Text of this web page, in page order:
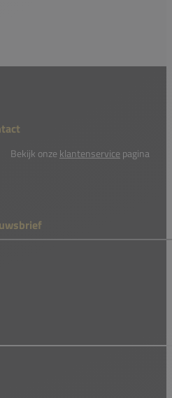
Bekijk onze klantenservice pagina